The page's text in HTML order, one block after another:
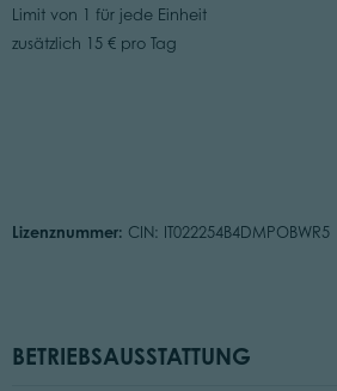
Limit von 1 für jede Einheit
zusätzlich 15 € pro Tag
Lizenznummer: CIN: IT022254B4DMPOBWR5
BETRIEBSAUSSTATTUNG